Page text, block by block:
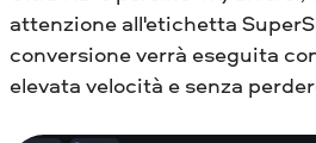
attenzione all'etichetta
conversione verrà eseguita
elevata velocità e senza